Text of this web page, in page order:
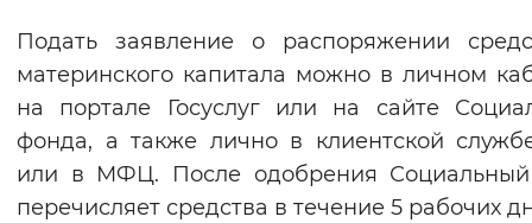
Подать заявление о распоряжении
материнского капитала можно в личном
на портале Госуслуг или на сайте
фонда, а также лично в клиентской
или в МФЦ. После одобрения
перечисляет средства в течение 5 рабочих